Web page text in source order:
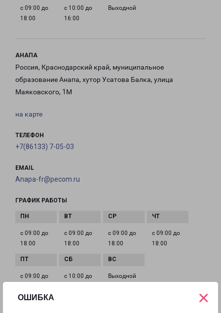
ОШИБКА ×
с 09:00 до
18:00
с 10:00 до
16:00
Выходной
АНАПА
Россия, Краснодарский край, муниципальное
образование Анапа, хутор Усатова Балка, улица
Маяковского, 1М
на карте
ТЕЛЕФОН
+7(86133) 7-05-03
EMAIL
Anapa-fr@pecom.ru
ГРАФИК РАБОТЫ
с 09:00 до
18:00
с 09:00 до
18:00
с 09:00 до
18:00
с 09:00 до
18:00
с 09:00 до
с 10:00 до
Выходной